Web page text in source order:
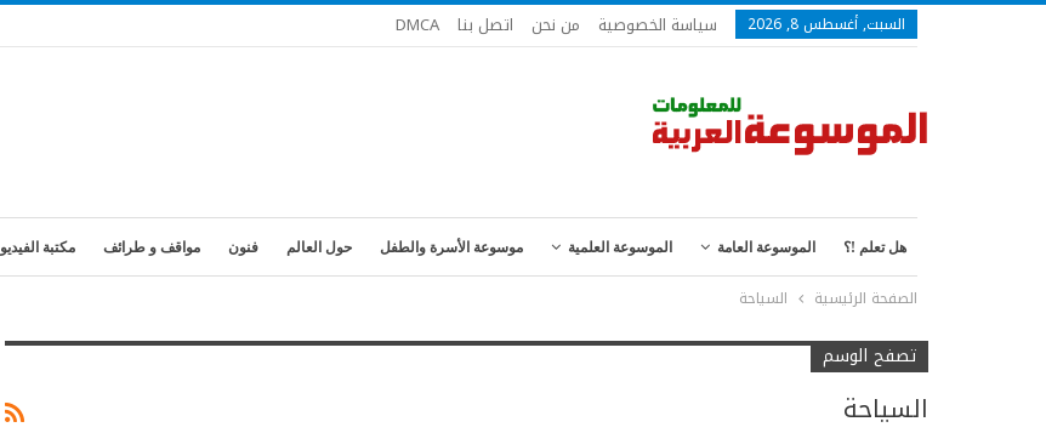
السبت, أغسطس 8, 2026 سياسة الخصوصية من نحن اتصل بنا DMCA
هل تعلم !؟ الموسوعة العامة الموسوعة العلمية موسوعة الأسرة والطفل حول العالم فنون مواقف و طرائف مكتبة الفيديو
الصفحة الرئيسية السياحة
تصفح الوسم
السياحة